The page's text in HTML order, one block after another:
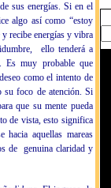
sus energías. Si en el
algo así como “estoy
y recibe energías y vibra
ello tenderá a
Es muy probable que
como el intento de
su foco de atención. Si
que su mente pueda
de vista, esto significa
hacia aquellas mareas
de genuina claridad y